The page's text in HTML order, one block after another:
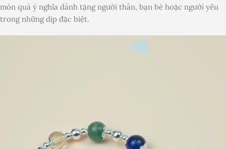
món quà ý nghĩa dành tặng người thân, bạn bè hoặc người yêu
trong những dịp đặc biệt.